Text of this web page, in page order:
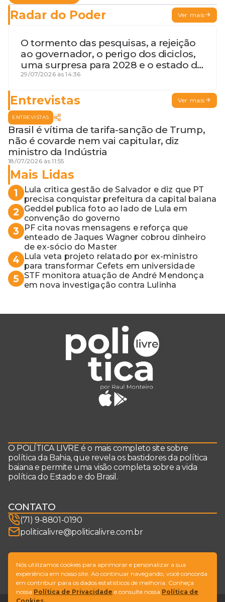
Radar do Poder Ver mais
O tormento das pesquisas, a rejeição
ao governador, o perigo dos diciclos,
uma surpresa para 2028 e o estado de
terceira guerra mundial
29/07/2026 às 14:36
Entrevistas Ver mais
ENTREVISTAS
Brasil é vítima de tarifa-sanção de Trump,
não é covarde nem vai capitular, diz
ministro da Indústria
18/07/2026 às 11:55
Mais Lidas
1
Lula critica gestão de Salvador e diz que PT
precisa conquistar prefeitura da capital baiana
2
Geddel publica foto ao lado de Lula em
convenção do governo
3
PF cita novas mensagens e reforça que
enteado de Jaques Wagner cobrou dinheiro
de ex-sócio do Master
4
Lula veta projeto relatado por ex-ministro
para transformar Cefets em universidade
5
STF monitora atuação de André Mendonça
em nova investigação contra Lulinha
O POLÍTICA LIVRE é o mais completo site sobre
política da Bahia, que revela os bastidores da política
baiana e permite uma visão completa sobre a vida
política do Estado e do Brasil.
CONTATO
(71) 9-8801-0190
politicalivre@politicalivre.com.br
SIGA-NOS
Nós utilizamos cookies para aprimorar e personalizar a sua
experiência em nosso site. Ao continuar navegando, você concorda
em contribuir para os dados estatísticos de melhoria. Conheça
nossa Política de Privacidade e consulte nossa Política de